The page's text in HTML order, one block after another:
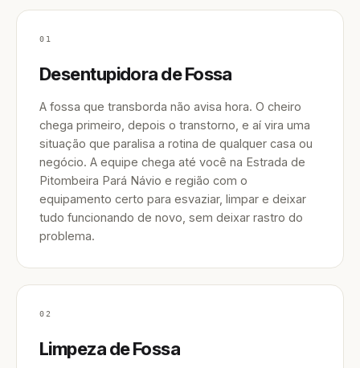
01
Desentupidora de Fossa
A fossa que transborda não avisa hora. O cheiro
chega primeiro, depois o transtorno, e aí vira uma
situação que paralisa a rotina de qualquer casa ou
negócio. A equipe chega até você na Estrada de
Pitombeira Pará Návio e região com o
equipamento certo para esvaziar, limpar e deixar
tudo funcionando de novo, sem deixar rastro do
problema.
02
Limpeza de Fossa